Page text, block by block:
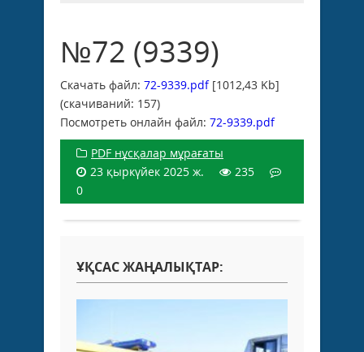
№72 (9339)
Скачать файл: 72-9339.pdf[1012,43 Kb]
(cкачиваний: 157)
Посмотреть онлайн файл: 72-9339.pdf
PDF нұсқалар мұрағаты
23 қыркүйек 2025 ж.
235
0
ҰҚСАС ЖАҢАЛЫҚТАР: